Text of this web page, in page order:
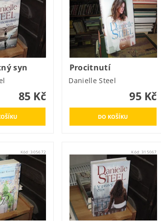
syn
85 Kč
Procitnutí
Danielle Steel
95 Kč
Kód:305672 Kód: 315067